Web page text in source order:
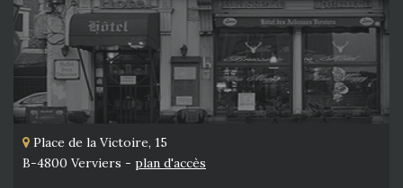
Place de la Victoire, 15
B-4800 Verviers - plan d'accès